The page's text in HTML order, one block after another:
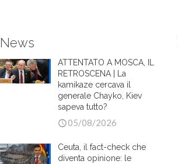
News
ATTENTATO A MOSCA, IL
RETROSCENA | La
kamikaze cercava il
generale Chayko, Kiev
sapeva tutto?
05/08/2026
Ceuta, il fact-check che
diventa opinione: le